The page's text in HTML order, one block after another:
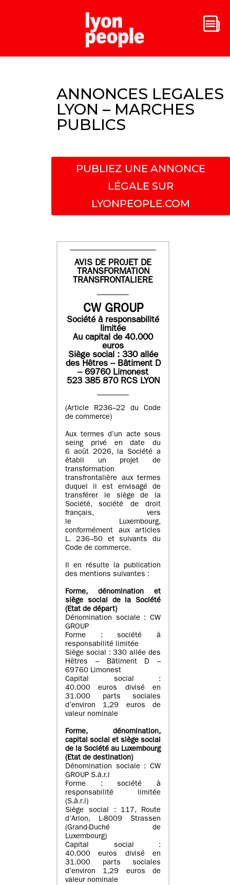
ANNONCES LEGALES
LYON – MARCHES
PUBLICS
PUBLIEZ UNE ANNONCE
LÉGALE SUR
LYONPEOPLE.COM
AVIS DE PROJET DE
TRANSFORMATION
TRANSFRONTALIERE
CW GROUP
Société à responsabilité
limitée
Au capital de 40.000
euros
Siège social : 330 allée
des Hêtres – Bâtiment D
– 69760 Limonest
523 385 870 RCS LYON
(Article R236–22 du Code
de commerce)
Aux termes d’un acte sous
seing privé en date du
6 août 2026, la Société a
établi un projet de
transformation
transfrontalière aux termes
duquel il est envisagé de
transférer le siège de la
Société, société de droit
français, vers
le Luxembourg,
conformément aux articles
L. 236–50 et suivants du
Code de commerce.
Il en résulte la publication
des mentions suivantes :
Forme, dénomination et
siège social de la Société
(Etatde départ)
Dénomination sociale : CW
GROUP
Forme : société à
responsabilité limitée
Siège social : 330 allée des
Hêtres – Bâtiment D –
69760 Limonest
Capital social :
40.000 euros divisé en
31.000 parts sociales
d’environ 1,29 euros de
valeur nominale
Forme, dénomination,
capital social et siège social
de la Société au Luxembourg
(Etat de destination)
Dénomination sociale : CW
GROUP S.à.r.l
Forme : société à
responsabilité limitée
(S.à.r.l)
Siège social : 117, Route
d’Arlon, L-8009 Strassen
(Grand-Duché de
Luxembourg)
Capital social :
40.000 euros divisé en
31.000 parts sociales
d’environ 1,29 euros de
valeur nominale